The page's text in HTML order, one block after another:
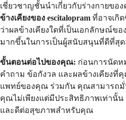
เชี่ยวชาญชั้นนำเกี่ยวกับร่างกายขอ
ข้างเคียงของ escitalopram ที่อาจเกิ
ว่าผลข้างเคียงใดที่เป็นเอกลักษณ์ข
มากขึ้นในการเป็นผู้สนับสนุนที่ดีที่สุ
ขั้นตอนต่อไปของคุณ: ก่อนการนัดห
คำถาม ข้อกังวล และผลข้างเคียงที่
แพทย์ของคุณ ร่วมกัน คุณสามารถมั่
คุณไม่เพียงแต่มีประสิทธิภาพเท่านั้น
และดีต่อสุขภาพสำหรับคุณ